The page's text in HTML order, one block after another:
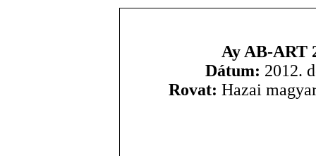
Ay AB-ART
Dátum: 2012.
Rovat: Hazai